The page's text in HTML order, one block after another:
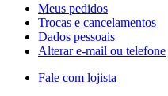
Meus pedidos
Trocas e cancelamentos
Dados pessoais
Alterar e-mail ou telefone
Fale com lojista